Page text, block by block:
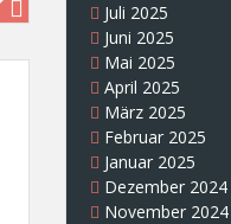
Juli 2025
Juni 2025
Mai 2025
April 2025
März 2025
Februar 2025
Januar 2025
Dezember 2024
November 2024